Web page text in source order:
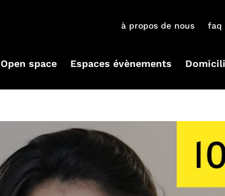
à propos de nous faq
Open space Espaces évènements